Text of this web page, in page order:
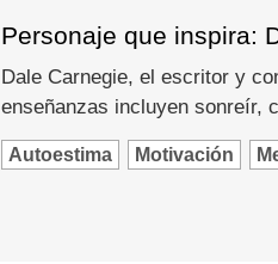
Personaje que inspira:
Dale Carnegie, el escritor y
enseñanzas incluyen sonreír,
Autoestima Motivación